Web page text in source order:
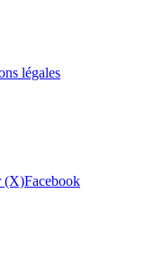
légales
(X)Facebook